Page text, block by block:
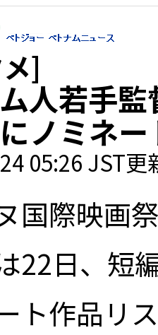
]
人若手
ノミネー
05:26 JST更
国際映画
22日、短
ト作品リ